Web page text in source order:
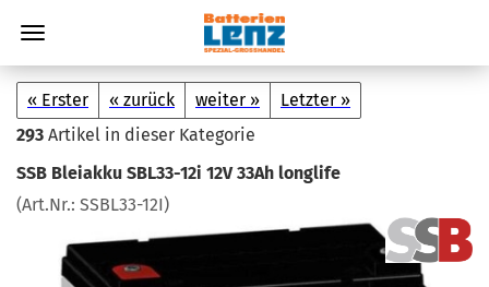
« Erster « zurück weiter »
Letzter »
293 Artikel in dieser Kategorie
SSB Blei­ak­ku SBL33-​12i 12V 33Ah lon­g­li­fe
(Art.Nr.: SSBL33-​12I)